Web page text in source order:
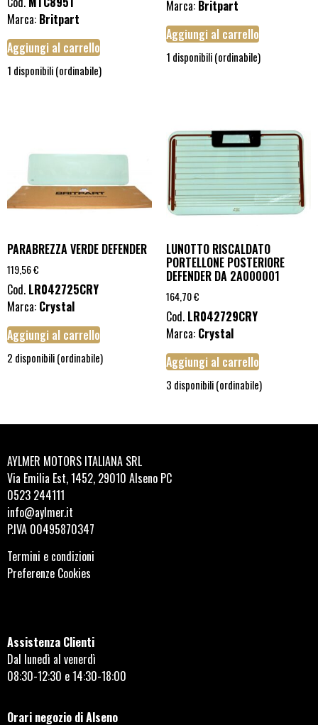
Marca: Britpart
Aggiungi al carrello
1 disponibili (ordinabile)
Marca: Britpart
Aggiungi al carrello
1 disponibili (ordinabile)
PARABREZZA VERDE DEFENDER
119,56€
Cod. LR042725CRY
Marca: Crystal
Aggiungi al carrello
2 disponibili (ordinabile)
LUNOTTO RISCALDATO
PORTELLONE POSTERIORE
DEFENDER DA 2A000001
164,70€
Cod. LR042729CRY
Marca: Crystal
Aggiungi al carrello
3 disponibili (ordinabile)
AYLMER MOTORS ITALIANA SRL
Via Emilia Est, 1452, 29010 Alseno PC
0523 244111
info@aylmer.it
P.IVA 00495870347
Termini e condizioni
Preferenze Cookies
Assistenza Clienti
Dal lunedì al venerdì
08:30-12:30 e 14:30-18:00
Orari negozio di Alseno